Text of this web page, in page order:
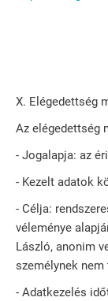
X. Elégedettség
Az elégedettség
- Jogalapja: az
- Kezelt adatok
- Célja:
véleménye
László, anonim
személynek
- Adatkezelés